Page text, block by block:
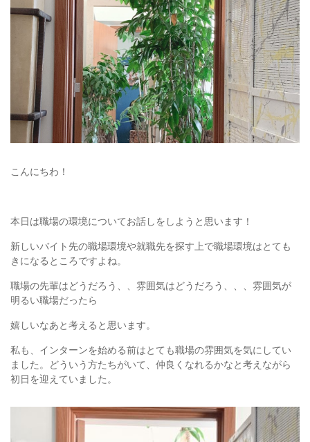
こんにちわ！
本日は職場の環境についてお話しをしようと思います！
新しいバイト先の職場環境や就職先を探す上で職場環境はとても
きになるところですよね。
職場の先輩はどうだろう、、雰囲気はどうだろう、、、雰囲気が
明るい職場だったら
嬉しいなあと考えると思います。
私も、インターンを始める前はとても職場の雰囲気を気にしてい
ました。どういう方たちがいて、仲良くなれるかなと考えながら
初日を迎えていました。